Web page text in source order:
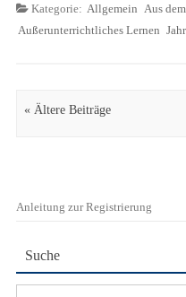
Kategorie: Allgemein Aus
Außerunterrichtliches Lernen
Artikel Navigation
« Ältere Beiträge
Anleitung zur Registrierung
Suche